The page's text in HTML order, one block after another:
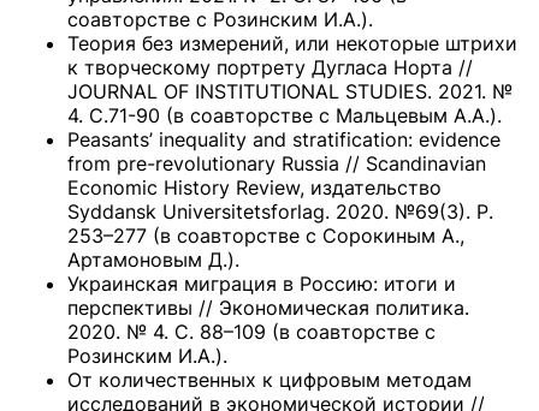
соавторстве с Розинским И.А.).
Теория без измерений, или некоторые штрихи
к творческому портрету Дугласа Норта //
JOURNAL OF INSTITUTIONAL STUDIES. 2021. №
4. С.71-90 (в соавторстве с Мальцевым А.А.).
Peasants’ inequality and stratification: evidence
from pre-revolutionary Russia // Scandinavian
Economic History Review, издательство
Syddansk Universitetsforlag. 2020. №69(3). Р.
253–277 (в соавторстве с Сорокиным А.,
Артамоновым Д.).
Украинская миграция в Россию: итоги и
перспективы // Экономическая политика.
2020. № 4. С. 88–109 (в соавторстве с
Розинским И.А.).
От количественных к цифровым методам
исследований в экономической истории //